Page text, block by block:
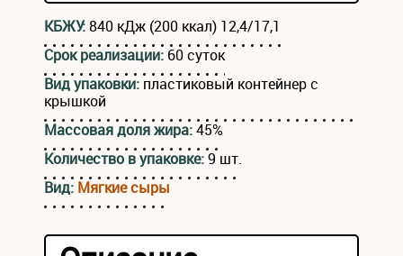
КБЖУ:840 кДж (200 ккал) 12,4/17,1
Срок реализации: 60 суток
Вид упаковки: пластиковый контейнер с
крышкой
Массовая доля жира:45%
Количество в упаковке:9 шт.
Вид: Мягкие сыры